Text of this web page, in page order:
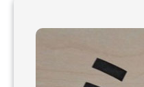
Beauty Spa